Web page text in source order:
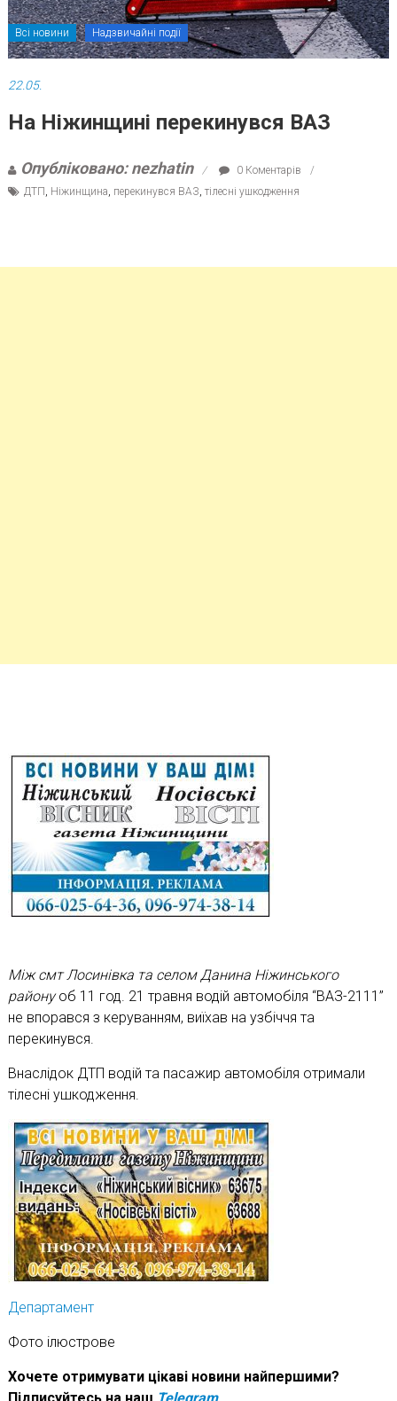
Всі новини Надзвичайні події
22.05.
На Ніжинщині перекинувся ВАЗ
Опубліковано: nezhatin
0 Коментарів
ДТП , Ніжинщина, перекинувся ВАЗ, тілесні ушкодження
Між смт Лосинівка та селом Данина Ніжинського
районуоб 11 год. 21 травня водій автомобіля “ВАЗ-2111”
не впорався з керуванням, виїхав на узбіччя та
перекинувся.
Внаслідок ДТП водій та пасажир автомобіля отримали
тілесні ушкодження.
Департамент
Фото ілюстрове
Хочете отримувати цікаві новини найпершими?